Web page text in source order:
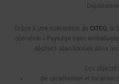
Grâce à une subvention de CITEO, le
opération « Paysage sans
déchets abandonnés dans
Les
de caractériser et localiser